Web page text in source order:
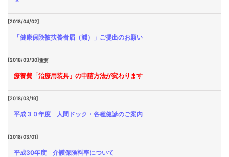
[2018/04/02]
「健康保険被扶養者届（減）」ご提出のお願い
[2018/03/30]重要
療養費「治療用装具」の申請方法が変わります
[2018/03/19]
平成３０年度 人間ドック・各種健診のご案内
[2018/03/01]
平成30年度 介護保険料率について